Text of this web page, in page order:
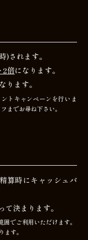
)されます。
2倍になります。
ります。
トキャンペーンを行いま
までお尋ね下さい。
算時にキャッシュバ
決まります。
でご利用いただけます。
す。